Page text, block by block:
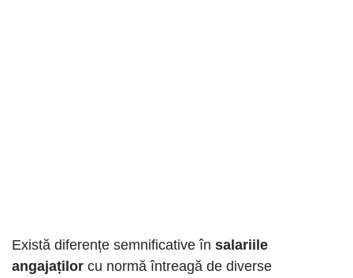
Există diferențe semnificative în salariile
angajaților cu normă întreagă de diverse